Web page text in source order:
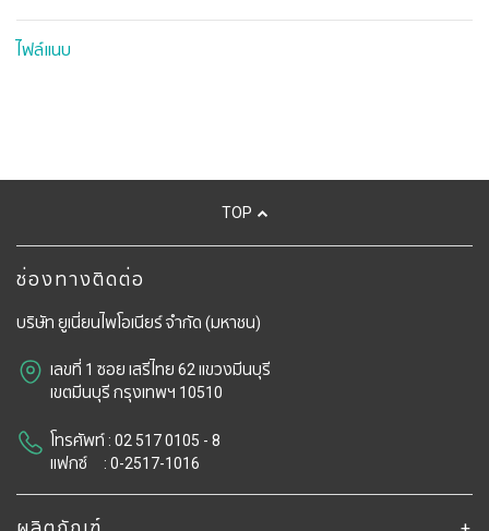
ไฟล์แนบ
TOP
ช่องทางติดต่อ
บริษัท ยูเนี่ยนไพโอเนียร์ จํากัด (มหาชน)
เลขที่ 1 ซอย เสรีไทย 62 แขวงมีนบุรี
​​​​​​​เขตมีนบุรี กรุงเทพฯ 10510
โทรศัพท์ : 02 517 0105 - 8
แฟกซ์ : 0-2517-1016